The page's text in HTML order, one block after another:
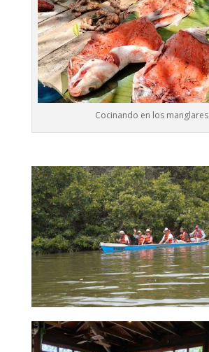
Cocinando en los manglares